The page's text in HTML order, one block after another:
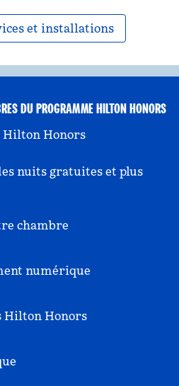
et installations
DU PROGRAMME HILTON HONORS
Honors
nuits gratuites et plus
chambre
numérique
Hilton Honors